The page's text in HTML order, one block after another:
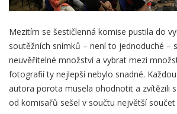
Mezitím se šestičlenná komise pustila do
soutěžních snímků – není to jednoduché –
neuvěřitelné množství a vybrat mezi
fotografií ty nejlepší nebylo snadné.
autora porota musela ohodnotit a zvítězili
od komisařů sešel v součtu největší součet